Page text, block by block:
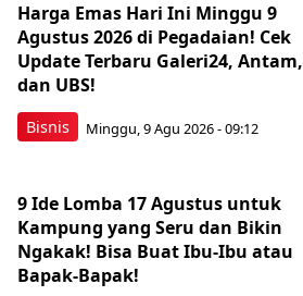
Bisnis
Harga Emas Hari Ini Minggu 9
Agustus 2026 di Pegadaian! Cek
Update Terbaru Galeri24, Antam,
dan UBS!
Minggu, 9 Agu 2026 - 09:12
9 Ide Lomba 17 Agustus untuk
Kampung yang Seru dan Bikin
Ngakak! Bisa Buat Ibu-Ibu atau
Bapak-Bapak!